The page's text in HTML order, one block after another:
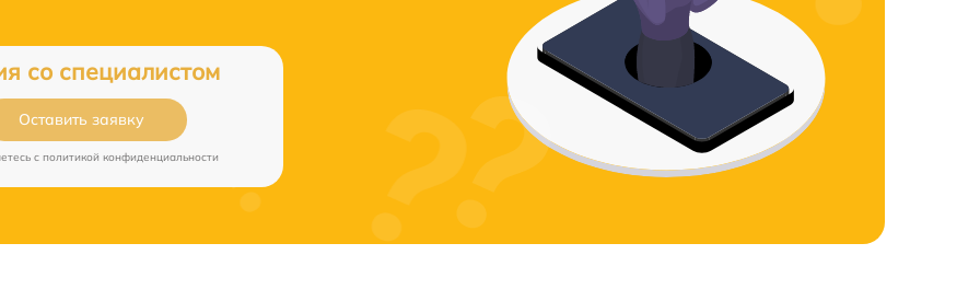
со специалистом
Оставить заявку
c политикой конфиденциальности